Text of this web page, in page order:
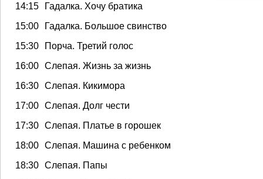
14:15
Гадалка. Хочу братика
15:00
Гадалка. Большое свинство
15:30
Порча. Третий голос
16:00 Слепая. Жизнь за жизнь
16:30 Слепая. Кикимора
17:00 Слепая. Долг чести
17:30 Слепая. Платье в горошек
18:00 Слепая. Машина с ребенком
18:30 Слепая. Папы